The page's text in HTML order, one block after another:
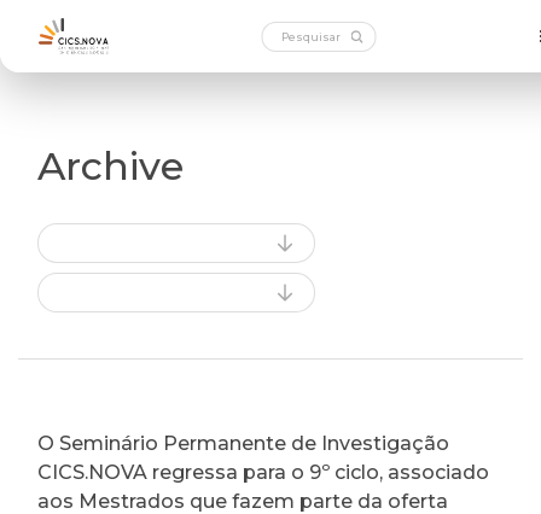
Archive
O Seminário Permanente de Investigação
CICS.NOVA regressa para o 9º ciclo, associado
aos Mestrados que fazem parte da oferta